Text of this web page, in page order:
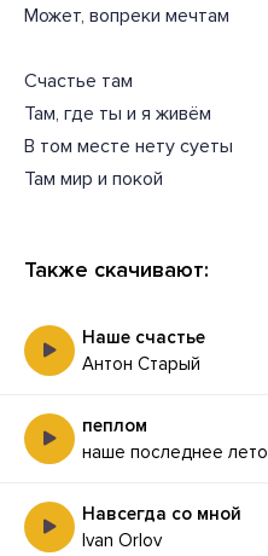
Может, вопреки мечтам
Счастье там
Там, где ты и я живём
В том месте нету суеты
Там мир и покой
Также скачивают:
Наше счастье
Антон Старый
пеплом
наше последнее лето
Навсегда со мной
Ivan Orlov